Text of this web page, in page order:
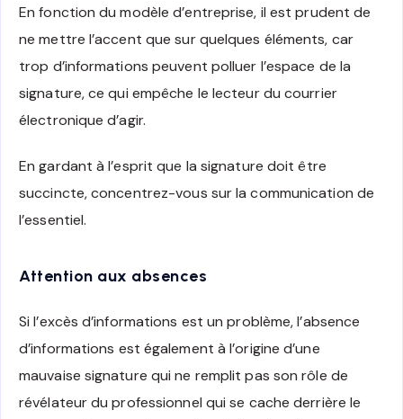
En fonction du modèle d’entreprise, il est prudent de
ne mettre l’accent que sur quelques éléments, car
trop d’informations peuvent polluer l’espace de la
signature, ce qui empêche le lecteur du courrier
électronique d’agir.
En gardant à l’esprit que la signature doit être
succincte, concentrez-vous sur la communication de
l’essentiel.
Attention aux absences
Si l’excès d’informations est un problème, l’absence
d’informations est également à l’origine d’une
mauvaise signature qui ne remplit pas son rôle de
révélateur du professionnel qui se cache derrière le